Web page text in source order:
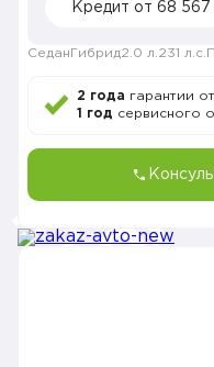
Кредит от 68
Седан Гибрид2.0 л. 231 л.с.
2 года гарантии
1 год сервисного